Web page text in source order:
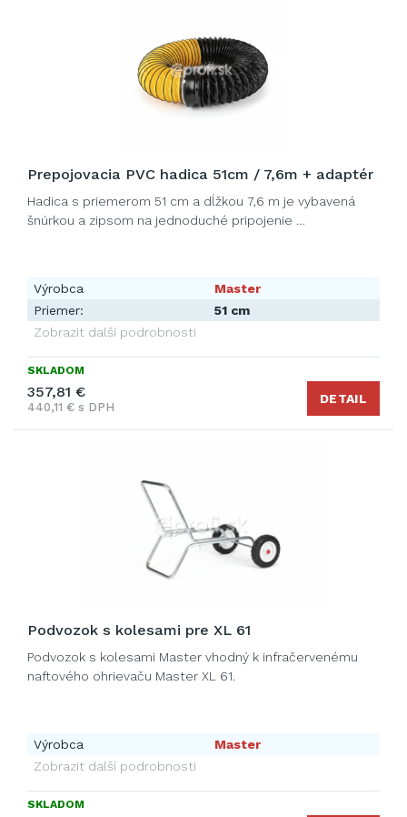
Prepojovacia PVC hadica 51cm / 7,6m + adaptér
Hadica s priemerom 51 cm a dĺžkou 7,6 m je vybavená
šnúrkou a zipsom na jednoduché pripojenie …
Výrobca
Master
Priemer:
51 cm
Zobrazit další podrobnosti
SKLADOM
357,81 €
440,11 € s DPH
DETAIL
Podvozok s kolesami pre XL 61
Podvozok s kolesami Master vhodný k infračervenému
naftového ohrievaču Master XL 61.
Výrobca
Master
Zobrazit další podrobnosti
SKLADOM